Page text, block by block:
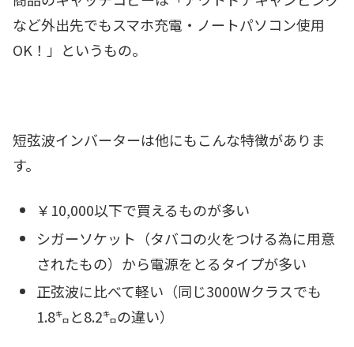
など外出先でもスマホ充電・ノートパソコン使用
OK！」というもの。
短弦波インバーターは他にもこんな特徴がありま
す。
￥10,000以下で買えるものが多い
シガーソケット（タバコの火をつける為に用意
されたもの）から電源をとるタイプが多い
正弦波に比べて軽い（同じ3000Wクラスでも
1.8㌔と8.2㌔の違い）